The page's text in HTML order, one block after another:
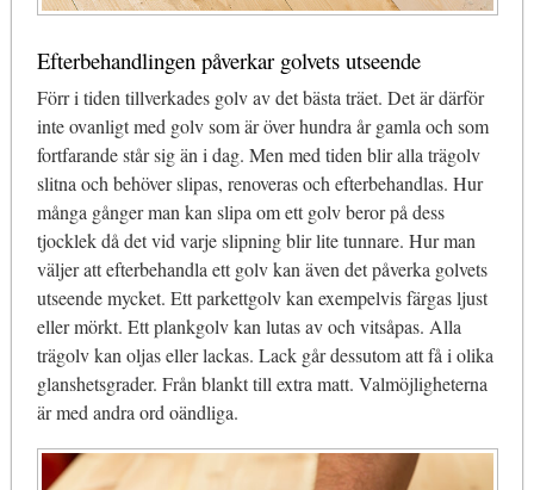
Efterbehandlingen påverkar golvets utseende
Förr i tiden tillverkades golv av det bästa träet. Det är därför
inte ovanligt med golv som är över hundra år gamla och som
fortfarande står sig än i dag. Men med tiden blir alla trägolv
slitna och behöver slipas, renoveras och efterbehandlas. Hur
många gånger man kan slipa om ett golv beror på dess
tjocklek då det vid varje slipning blir lite tunnare. Hur man
väljer att efterbehandla ett golv kan även det påverka golvets
utseende mycket. Ett parkettgolv kan exempelvis färgas ljust
eller mörkt. Ett plankgolv kan lutas av och vitsåpas. Alla
trägolv kan oljas eller lackas. Lack går dessutom att få i olika
glanshetsgrader. Från blankt till extra matt. Valmöjligheterna
är med andra ord oändliga.